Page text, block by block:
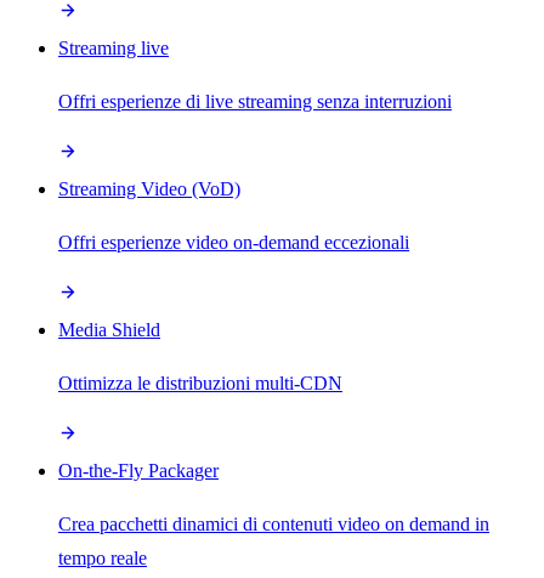
Streaming live
Offri esperienze di live streaming senza interruzioni
Streaming Video (VoD)
Offri esperienze video on-demand eccezionali
Media Shield
Ottimizza le distribuzioni multi-CDN
On-the-Fly Packager
Crea pacchetti dinamici di contenuti video on demand in
tempo reale